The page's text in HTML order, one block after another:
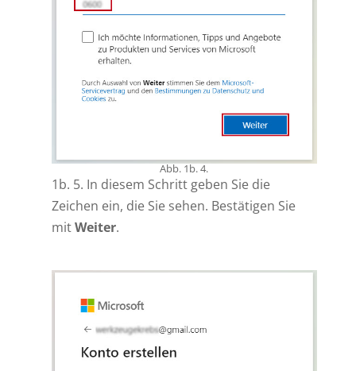
Abb. 1b. 4.
1b. 5. In diesem Schritt geben Sie die
Zeichen ein, die Sie sehen. Bestätigen Sie
mitWeiter.